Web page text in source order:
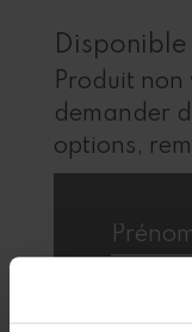
Produit non
demander
options,